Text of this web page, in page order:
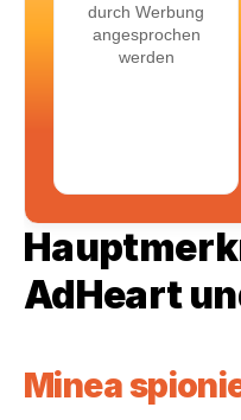
durch Werbung
angesprochen
werden
AdHeart
Minea